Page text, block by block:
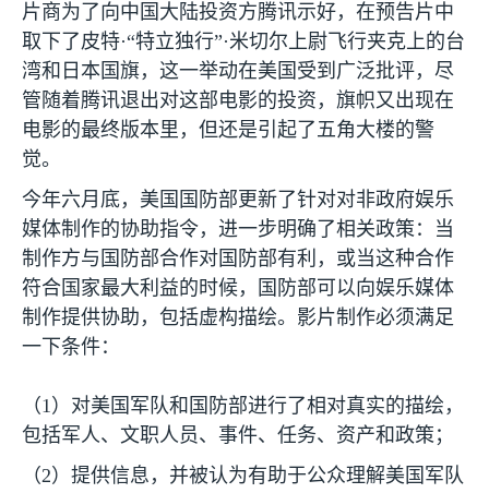
片商为了向中国大陆投资方腾讯示好，在预告片中
取下了皮特·“特立独行”·米切尔上尉飞行夹克上的台
湾和日本国旗，这一举动在美国受到广泛批评，尽
管随着腾讯退出对这部电影的投资，旗帜又出现在
电影的最终版本里，但还是引起了五角大楼的警
觉。
今年六月底，美国国防部更新了针对对非政府娱乐
媒体制作的协助指令，进一步明确了相关政策：当
制作方与国防部合作对国防部有利，或当这种合作
符合国家最大利益的时候，国防部可以向娱乐媒体
制作提供协助，包括虚构描绘。影片制作必须满足
一下条件：
（1）对美国军队和国防部进行了相对真实的描绘，
包括军人、文职人员、事件、任务、资产和政策；
（2）提供信息，并被认为有助于公众理解美国军队